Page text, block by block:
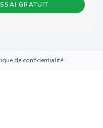
GRATUIT
de confidentialité